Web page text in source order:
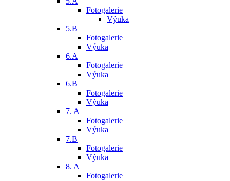
Fotogalerie
Výuka
5.B
Fotogalerie
Výuka
6.A
Fotogalerie
Výuka
6.B
Fotogalerie
Výuka
7. A
Fotogalerie
Výuka
7.B
Fotogalerie
Výuka
8. A
Fotogalerie